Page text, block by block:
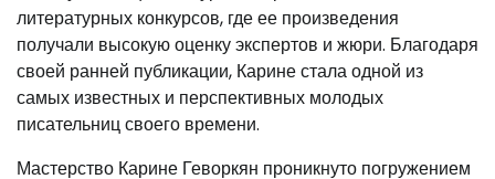
литературных конкурсов, где ее произведения
получали высокую оценку экспертов и жюри. Благодаря
своей ранней публикации, Карине стала одной из
самых известных и перспективных молодых
писательниц своего времени.
Мастерство Карине Геворкян проникнуто погружением